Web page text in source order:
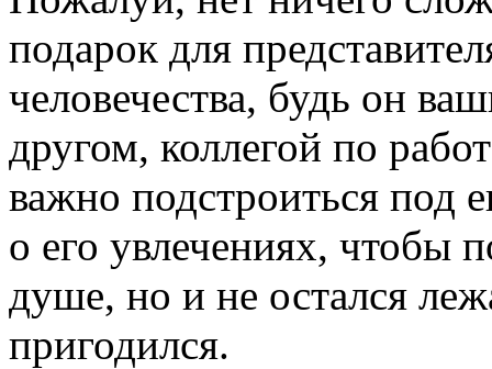
подарок для
человечества, будь он
другом, коллегой по
важно подстроиться под
о его увлечениях, чтобы
душе, но и не остался
пригодился.